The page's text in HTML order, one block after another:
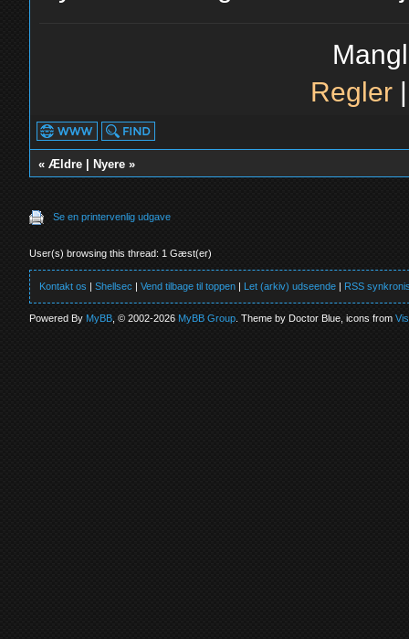
Regler
«Ældre Nyere »
Se en printervenlig udgave
User(s) browsing this thread: 1 Gæst(er)
Kontakt os |Shellsec |Vend tilbage til toppen | Let (arkiv) udseende | RSS
Powered ByMyBB , © 2002-2026MyBB Group . Theme by Doctor Blue, icons from